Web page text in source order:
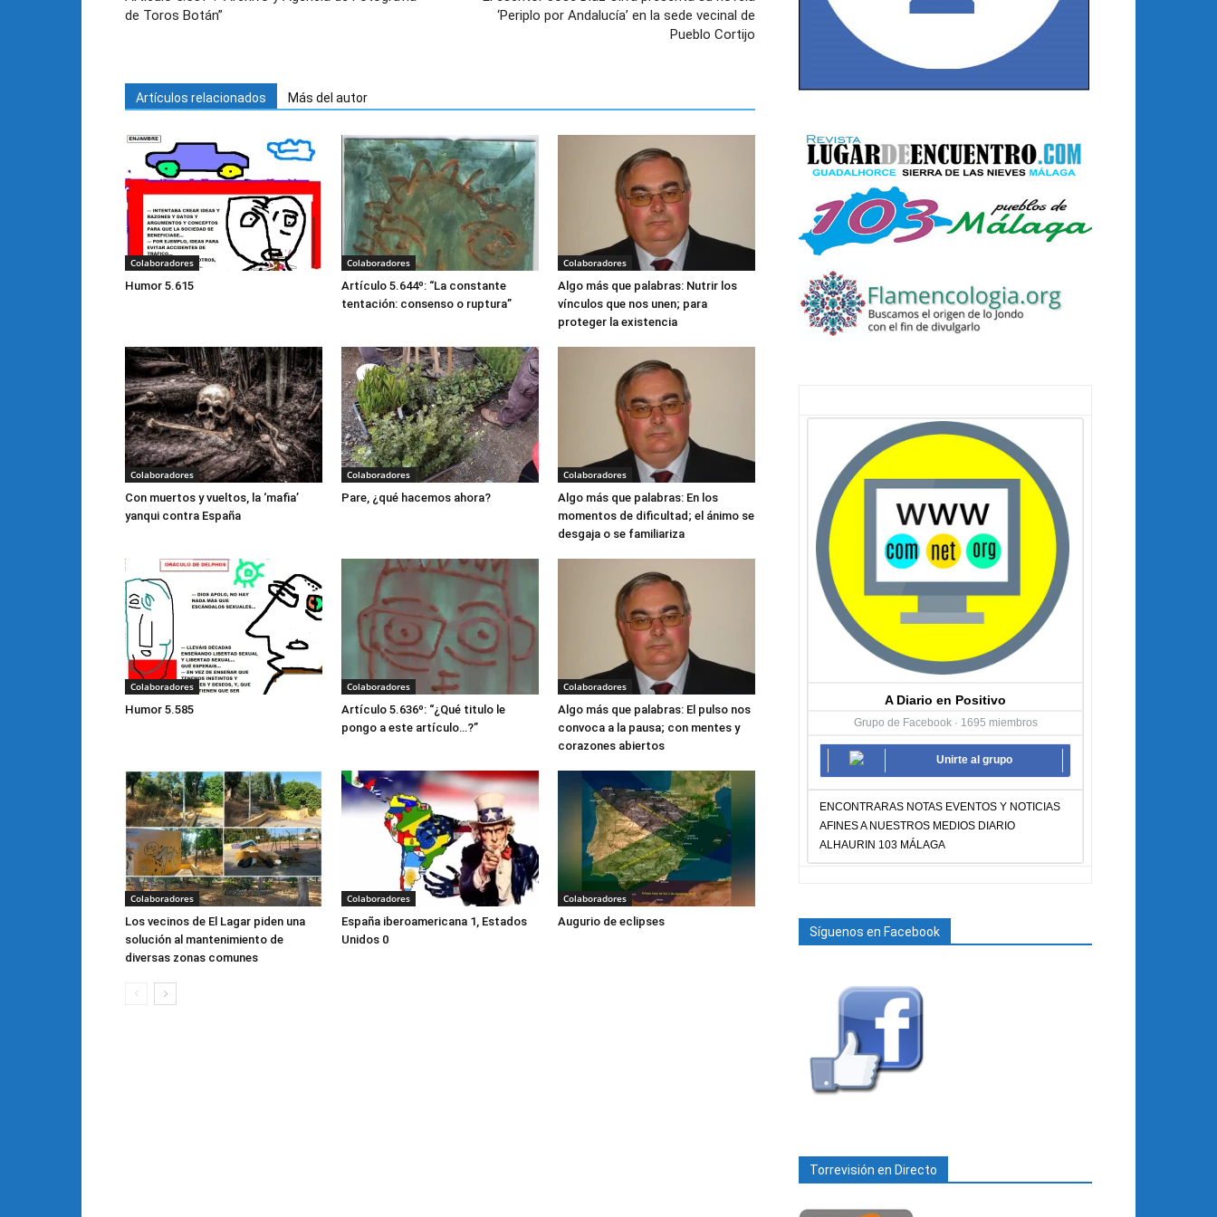
de Toros Botán”
‘Periplo por Andalucía’ en la sede vecinal de
Pueblo Cortijo
Artículos relacionados Más del autor
Colaboradores
Humor 5.615
Colaboradores
Artículo 5.644º: “La constante
tentación: consenso o ruptura”
Colaboradores
Algo más que palabras: Nutrir los
vínculos que nos unen; para
proteger la existencia
Colaboradores
Con muertos y vueltos, la ‘mafia’
yanqui contra España
Colaboradores
Pare, ¿qué hacemos ahora?
Colaboradores
Algo más que palabras: En los
momentos de dificultad; el ánimo se
desgaja o se familiariza
Colaboradores
Humor 5.585
Colaboradores
Artículo 5.636º: “¿Qué titulo le
pongo a este artículo…?”
Colaboradores
Algo más que palabras: El pulso nos
convoca a la pausa; con mentes y
corazones abiertos
Colaboradores
Los vecinos de El Lagar piden una
solución al mantenimiento de
diversas zonas comunes
Colaboradores
España iberoamericana 1, Estados
Unidos 0
Colaboradores
Augurio de eclipses
A Diario en Positivo
Grupo de Facebook · 1695 miembros
Unirte al grupo
ENCONTRARAS NOTAS EVENTOS Y NOTICIAS
AFINES A NUESTROS MEDIOS DIARIO
ALHAURIN 103 MÁLAGA
Síguenos en Facebook
Torrevisión en Directo